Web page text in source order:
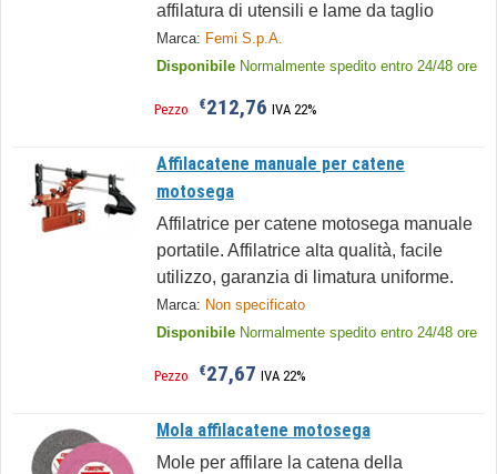
affilatura di utensili e lame da taglio
Marca: Femi S.p.A.
Disponibile Normalmente spedito entro 24/48 ore
Pezzo €212,76 IVA 22%
Affilacatene manuale per catene
motosega
Affilatrice per catene motosega manuale
portatile. Affilatrice alta qualità, facile
utilizzo, garanzia di limatura uniforme.
Marca: Non specificato
Disponibile Normalmente spedito entro 24/48 ore
Pezzo €27,67 IVA 22%
Mola affilacatene motosega
Mole per affilare la catena della